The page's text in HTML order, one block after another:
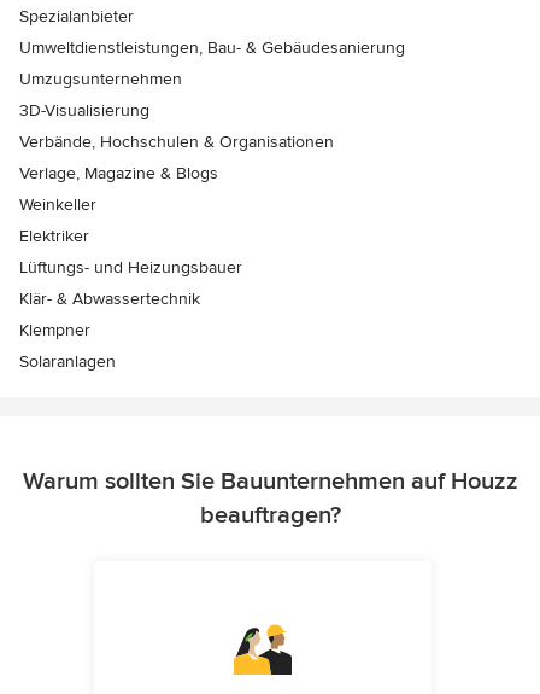
Spezialanbieter
Umweltdienstleistungen, Bau- & Gebäudesanierung
Umzugsunternehmen
3D-Visualisierung
Verbände, Hochschulen & Organisationen
Verlage, Magazine & Blogs
Weinkeller
Elektriker
Lüftungs- und Heizungsbauer
Klär- & Abwassertechnik
Klempner
Solaranlagen
Warum sollten Sie Bauunternehmen auf Houzz
beauftragen?